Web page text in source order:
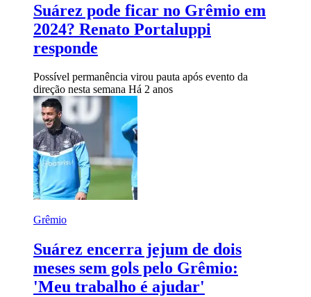
Suárez pode ficar no Grêmio em
2024? Renato Portaluppi
responde
Possível permanência virou pauta após evento da
direção nesta semana Há 2 anos
Grêmio
Suárez encerra jejum de dois
meses sem gols pelo Grêmio:
'Meu trabalho é ajudar'